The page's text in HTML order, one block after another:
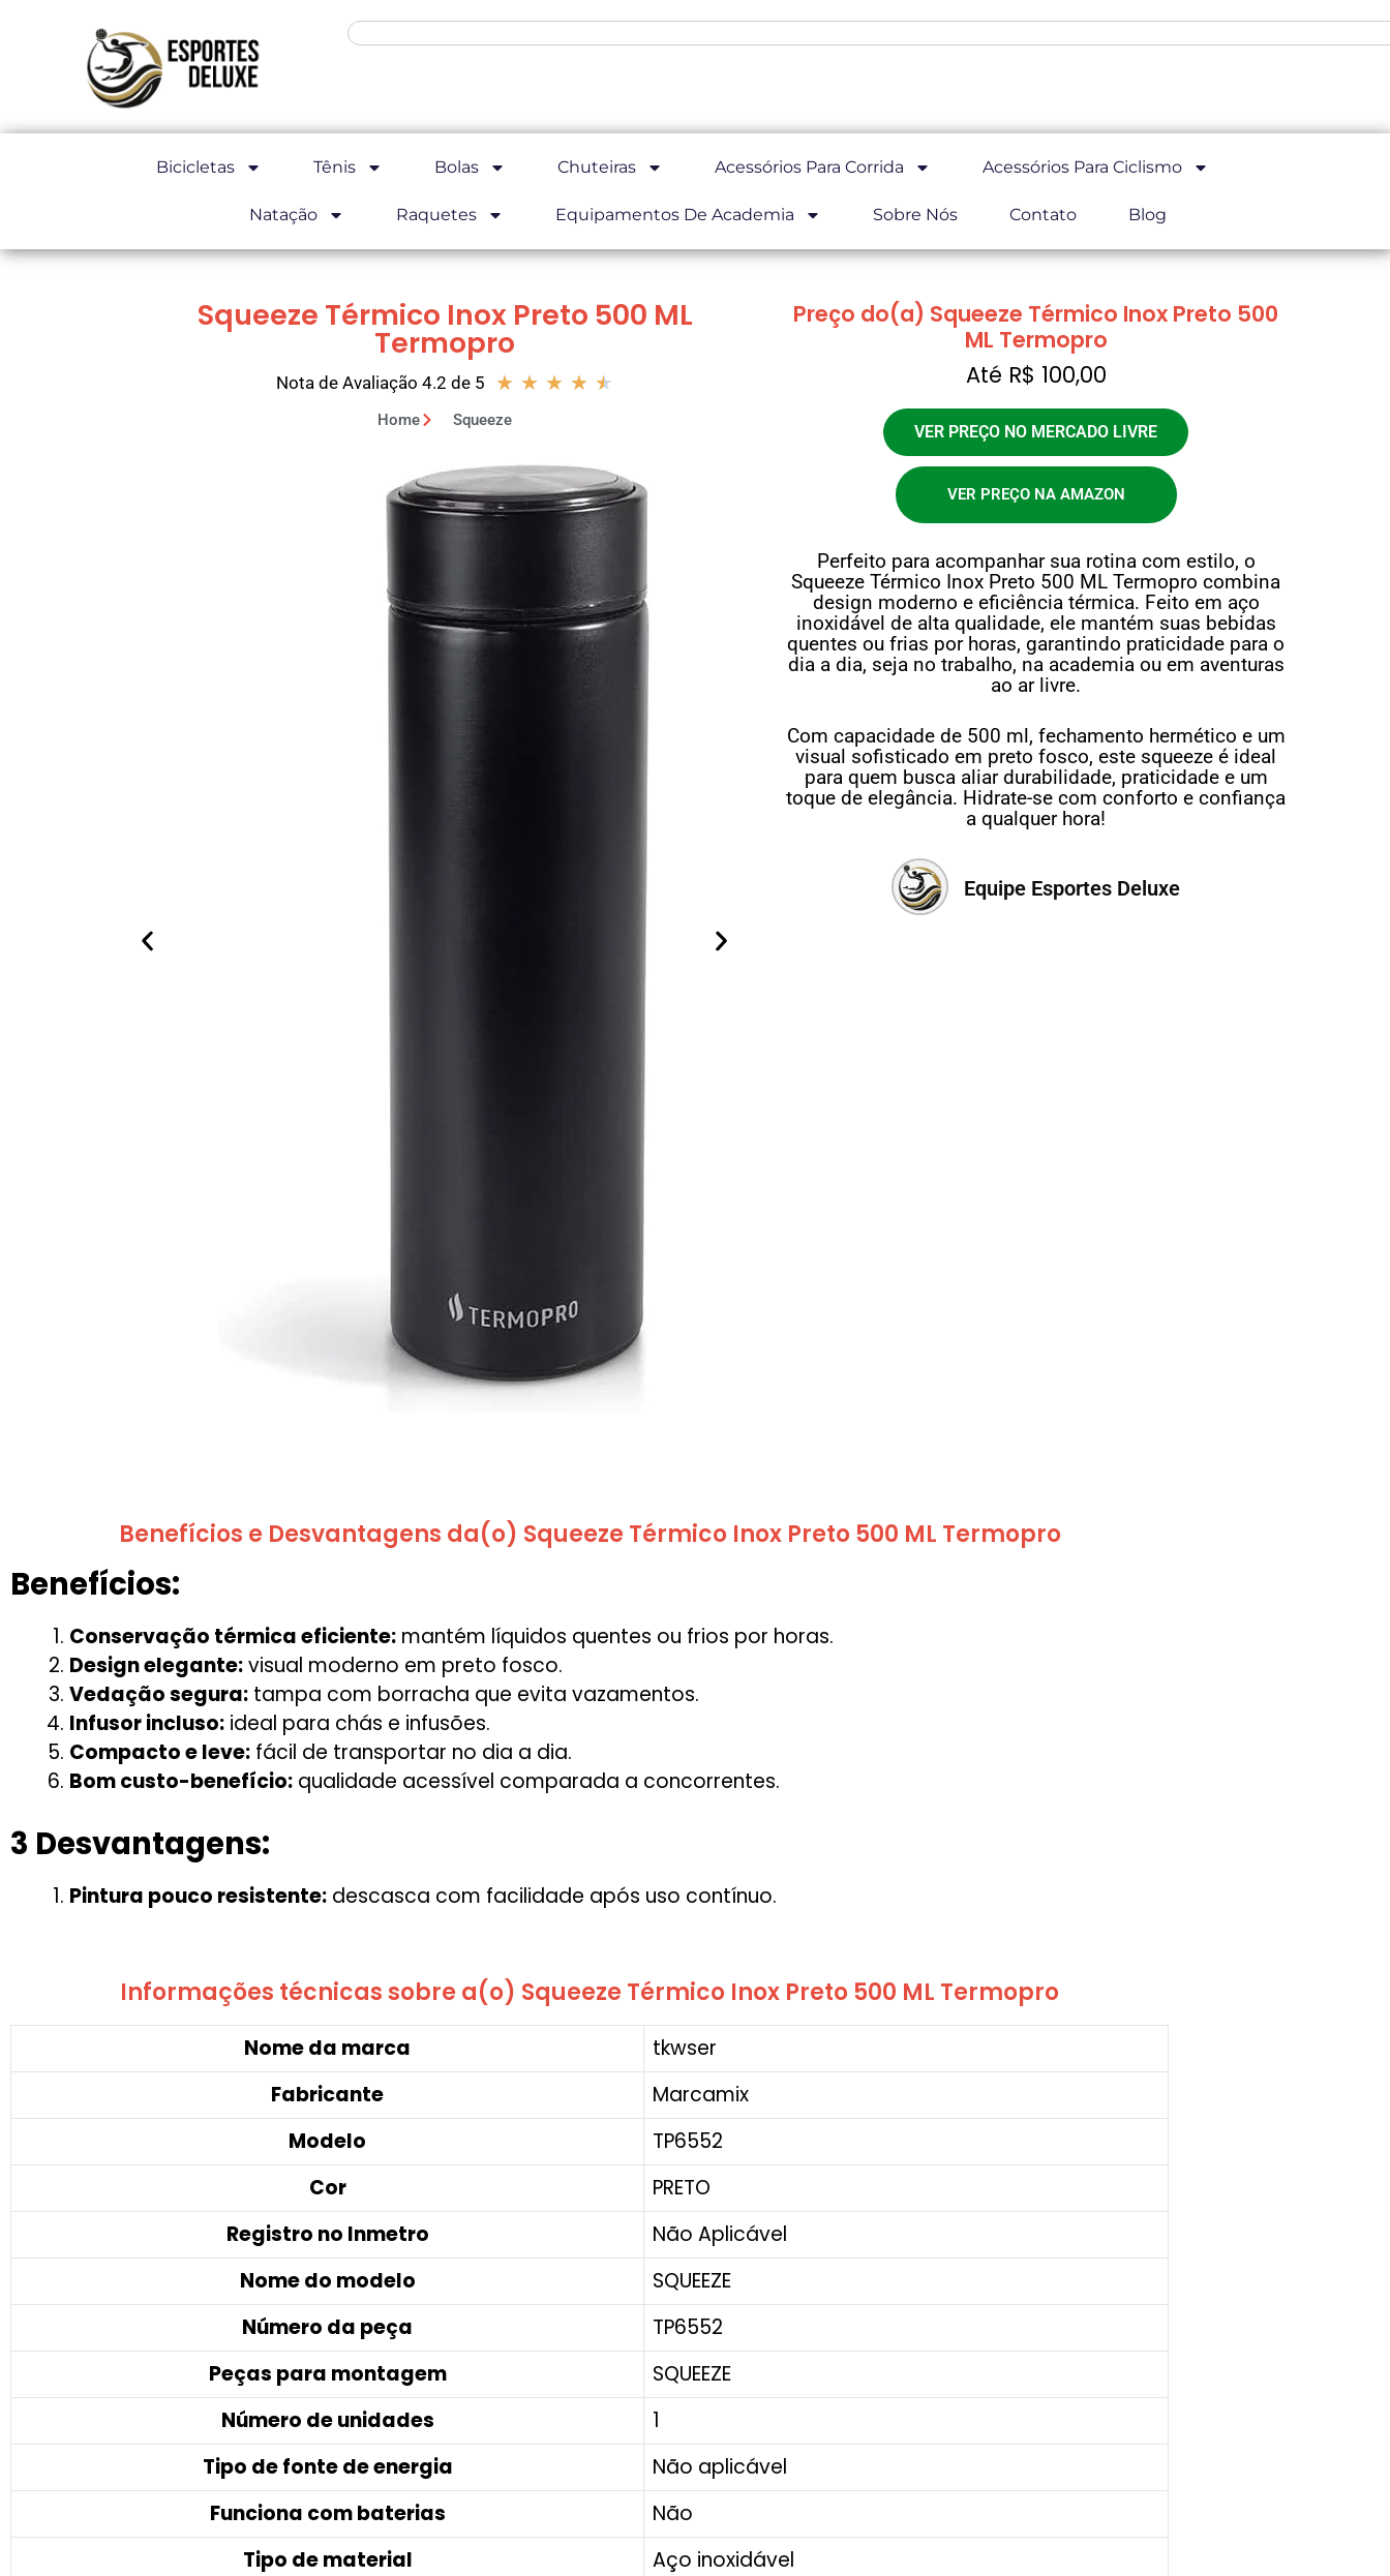
Bicicletas Tênis Bolas Chuteiras Acessórios Para Corrida Acessórios Para Ciclismo
Natação Raquetes Equipamentos De Academia Sobre Nós Contato Blog
Squeeze Térmico Inox Preto 500 ML
Termopro
Nota de Avaliação 4.2 de 5 ★ ★ ★ ★ ★
Home Squeeze
Preço do(a) Squeeze Térmico Inox Preto 500
ML Termopro
Até R$ 100,00
VER PREÇO NO MERCADO LIVRE
VER PREÇO NA AMAZON
Perfeito para acompanhar sua rotina com estilo, o
Squeeze Térmico Inox Preto 500 ML Termopro combina
design moderno e eficiência térmica. Feito em aço
inoxidável de alta qualidade, ele mantém suas bebidas
quentes ou frias por horas, garantindo praticidade para o
dia a dia, seja no trabalho, na academia ou em aventuras
ao ar livre.
Com capacidade de 500 ml, fechamento hermético e um
visual sofisticado em preto fosco, este squeeze é ideal
para quem busca aliar durabilidade, praticidade e um
toque de elegância. Hidrate-se com conforto e confiança
a qualquer hora!
Equipe Esportes Deluxe
Benefícios e Desvantagens da(o) Squeeze Térmico Inox Preto 500 ML Termopro
Benefícios:
Conservação térmica eficiente: mantém líquidos quentes ou frios por horas.
Design elegante:visual moderno em preto fosco.
Vedação segura: tampa com borracha que evita vazamentos.
Infusor incluso: ideal para chás e infusões.
Compacto e leve: fácil de transportar no dia a dia.
Bom custo-benefício: qualidade acessível comparada a concorrentes.
3 Desvantagens:
Pintura pouco resistente: descasca com facilidade após uso contínuo.
Informações técnicas sobre a(o) Squeeze Térmico Inox Preto 500 ML Termopro
Nome da marca
‎tkwser
Fabricante
‎Marcamix
Modelo
‎TP6552
Cor
‎PRETO
Registro no Inmetro
‎Não Aplicável
Nome do modelo
‎SQUEEZE
Número da peça
‎TP6552
Peças para montagem
‎SQUEEZE
Número de unidades
‎1
Tipo de fonte de energia
‎Não aplicável
Funciona com baterias
‎Não
Tipo de material
‎Aço inoxidável